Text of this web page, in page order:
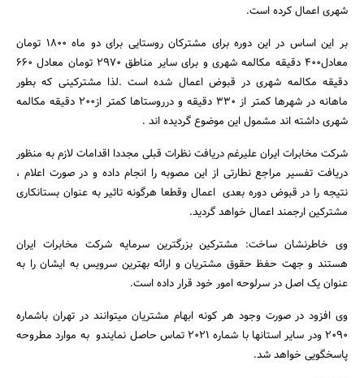
شهری اعمال کرده است.
بر این اساس در این دوره برای مشترکان روستایی برای دو ماه 1800 تومان
معادل400 دقیقه مکالمه شهری و برای سایر مناطق 2970 تومان معادل 660
دقیقه مکالمه شهری در قبوض اعمال شده است .لذا مشترکینی که بطور
ماهانه در شهرها کمتر از 330 دقیقه و درروستاها کمتر از200 دقیقه مکالمه
شهری داشته اند مشمول این موضوع گردیده اند .
شرکت مخابرات ایران علیرغم دریافت نظرات قبلی مجددا اقدامات لازم به منظور
دریافت تفسیر مراجع نطارتی از این مصوبه را انجام داده و در صورت اعلام ،
نتیجه را در قبوض دوره بعدی اعمال وقطعا هرگونه تاثیر به عنوان بستانکاری
مشترکین ارجمند اعمال خواهد گردید.
وی خاطرنشان ساخت: مشترکین بزرگترین سرمایه شرکت مخابرات ایران
هستند و جهت حفظ حقوق مشتریان و ارائه بهترین سرویس به ایشان را به
عنوان یک اصل در سرلوحه امور خود قرار داده است.
وی افزود در صورت وجود هر کونه ابهام مشتریان میتوانند در تهران باشماره
2090 ودر سایر استانها با شماره 2021 تماس حاصل نمایندو به موارد مطروحه
پاسخگویی خواهد شد.